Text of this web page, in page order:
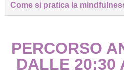
Come si pratica la
PERCORSO
DALLE 20:30